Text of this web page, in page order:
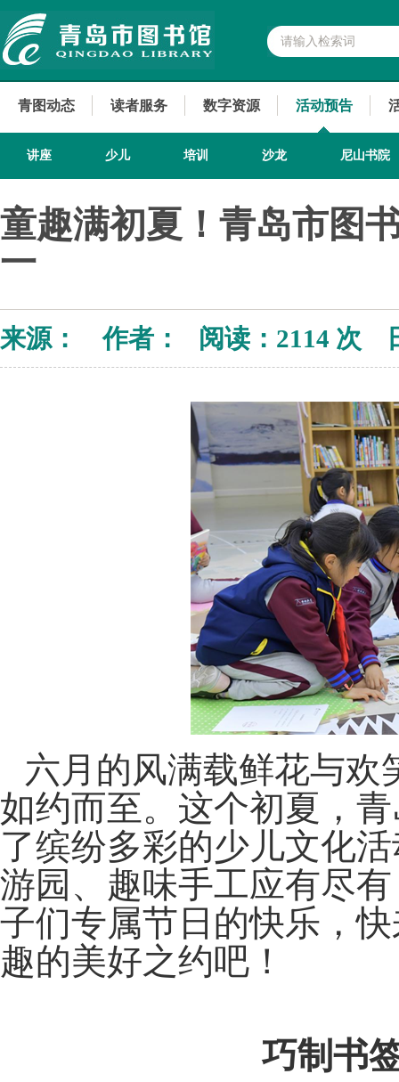
青图动态 读者服务 数字资源 活动预告
讲座 少儿 培训 沙龙 尼山书院
童趣满初夏！青岛市图
一
来源： 作者： 阅读： 2114 次
六月的风满载鲜花与欢
如约而至。这个初夏，
了缤纷多彩的少儿文化
游园、趣味手工应有尽
子们专属节日的快乐，
趣的美好之约吧！
巧制书